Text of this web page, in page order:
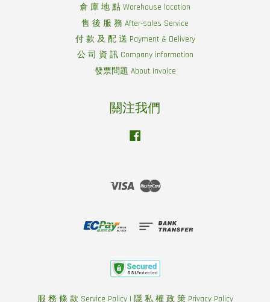
倉 庫 地 點 Warehouse location
售 後 服 務 After-sales Service
付 款 及 配 送 Payment & Delivery
公 司 資 訊 Company information
發票問題 About Invoice
關注我們
Visa Master
服 務 條 款 Service Policy| 隱 私 權 政 策 Privacy Policy